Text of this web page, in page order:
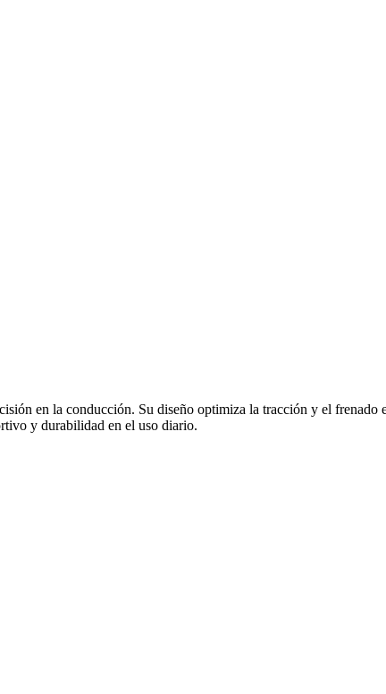
en la conducción. Su diseño optimiza la tracción y el frenado
y durabilidad en el uso diario.